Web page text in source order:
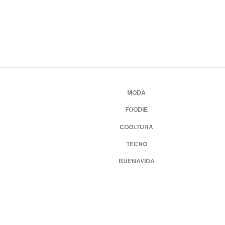
MODA
FOODIE
COOLTURA
TECNO
BUENAVIDA